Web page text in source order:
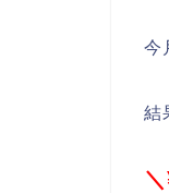
今
結